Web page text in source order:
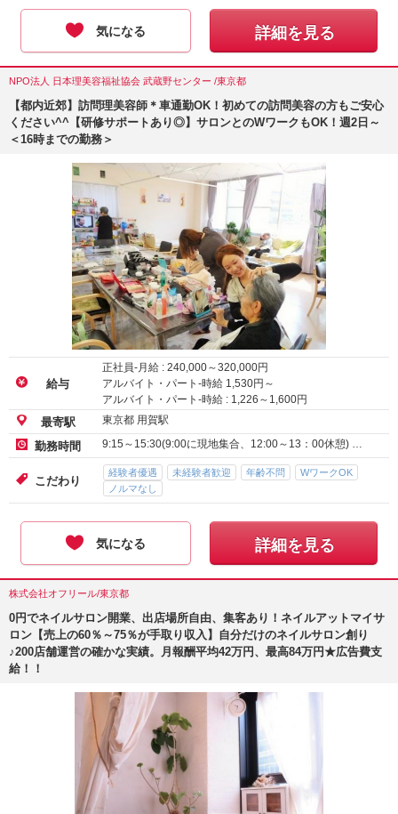
気になる 詳細を見る
NPO法人 日本理美容福祉協会 武蔵野センター /東京都
【都内近郊】訪問理美容師＊車通勤OK！初めての訪問美容の方もご安心
ください^^【研修サポートあり◎】サロンとのWワークもOK！週2日～
＜16時までの勤務＞
給与
正社員-月給 : 240,000～320,000円
アルバイト・パート-時給 1,530円～
アルバイト・パート-時給 : 1,226 ～ 1,600円
最寄駅 東京都 用賀駅
勤務時間 9:15～15:30(9:00に現地集合、12:00～13：00休憩) …
こだわり
経験者優遇 未経験者歓迎 年齢不問
WワークOK
ノルマなし
気になる 詳細を見る
株式会社オフリール/東京都
0円でネイルサロン開業、出店場所自由、集客あり！ネイルアットマイサ
ロン【売上の60％～75％が手取り収入】自分だけのネイルサロン創り
♪200店舗運営の確かな実績。月報酬平均42万円、最高84万円★広告費支
給！！